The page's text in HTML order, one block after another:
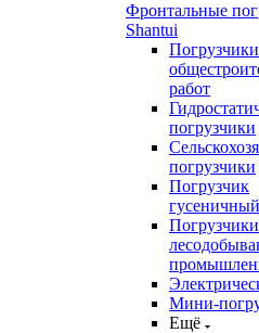
Фронтальные
Shantui
работ
погрузчики
погрузчики
Погрузчик
гусеничный
Мини-
Ещё